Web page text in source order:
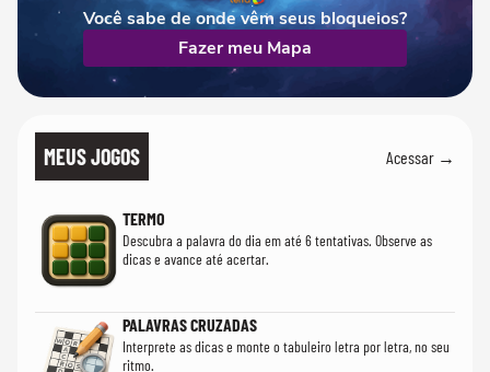
Você sabe de onde vêm seus bloqueios?
Fazer meu Mapa
MEUS JOGOS Acessar →
TERMO
Descubra a palavra do dia em até 6 tentativas. Observe as
dicas e avance até acertar.
PALAVRAS CRUZADAS
Interprete as dicas e monte o tabuleiro letra por letra, no seu
ritmo.